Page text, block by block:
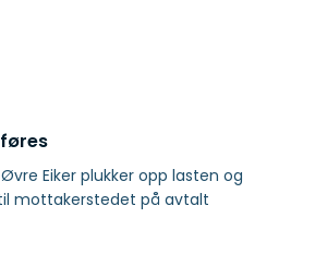
Eiker plukker opp lasten og
mottakerstedet på avtalt